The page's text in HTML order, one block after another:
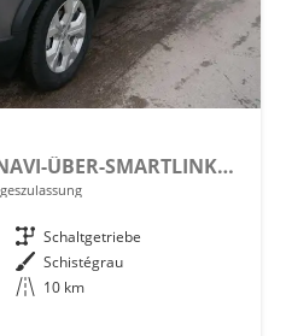
Expression 3 TCe 4x2*NAVI-ÜBER-SMARTLINK*AHK*PDC-KAMERA*LED*SHZ*17-ZOLL
Getriebe Schaltgetriebe
Außenfarbe Schistégrau
Kilometerstand 10 km